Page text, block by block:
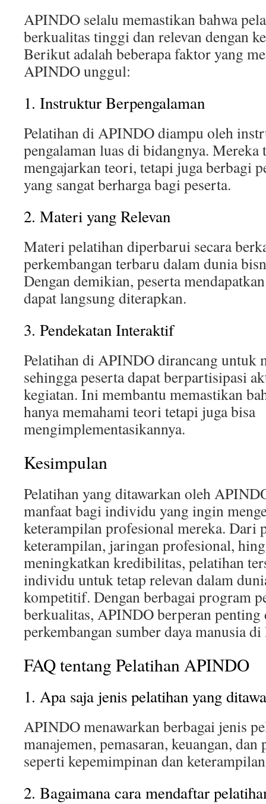
APINDO selalu memastikan bahwa
berkualitas tinggi dan relevan dengan
Berikut adalah beberapa faktor yang
APINDO unggul:
1. Instruktur Berpengalaman
Pelatihan di APINDO diampu oleh
pengalaman luas di bidangnya. Mereka
mengajarkan teori, tetapi juga berbagi
yang sangat berharga bagi peserta.
2. Materi yang Relevan
Materi pelatihan diperbarui secara
perkembangan terbaru dalam dunia
Dengan demikian, peserta
dapat langsung diterapkan.
3. Pendekatan Interaktif
Pelatihan di APINDO dirancang untuk
sehingga peserta dapat berpartisipasi
kegiatan. Ini membantu memastikan
hanya memahami teori tetapi juga bisa
mengimplementasikannya.
Kesimpulan
Pelatihan yang ditawarkan oleh
manfaat bagi individu yang ingin
keterampilan profesional mereka. Dari
keterampilan, jaringan profesional,
meningkatkan kredibilitas, pelatihan
individu untuk tetap relevan dalam
kompetitif. Dengan berbagai program
berkualitas, APINDO berperan penting
perkembangan sumber daya manusia
FAQ tentang Pelatihan APINDO
1. Apa saja jenis pelatihan yang
APINDO menawarkan berbagai jenis
manajemen, pemasaran, keuangan,
seperti kepemimpinan dan
2. Bagaimana cara mendaftar